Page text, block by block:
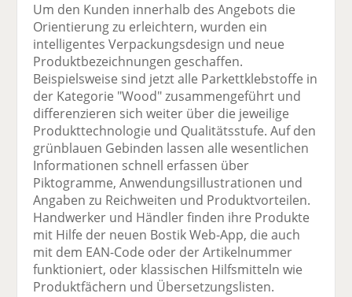
Um den Kunden innerhalb des Angebots die
Orientierung zu erleichtern, wurden ein
intelligentes Verpackungsdesign und neue
Produktbezeichnungen geschaffen.
Beispielsweise sind jetzt alle Parkettklebstoffe in
der Kategorie "Wood" zusammengeführt und
differenzieren sich weiter über die jeweilige
Produkttechnologie und Qualitätsstufe. Auf den
grünblauen Gebinden lassen alle wesentlichen
Informationen schnell erfassen über
Piktogramme, Anwendungsillustrationen und
Angaben zu Reichweiten und Produktvorteilen.
Handwerker und Händler finden ihre Produkte
mit Hilfe der neuen Bostik Web-App, die auch
mit dem EAN-Code oder der Artikelnummer
funktioniert, oder klassischen Hilfsmitteln wie
Produktfächern und Übersetzungslisten.